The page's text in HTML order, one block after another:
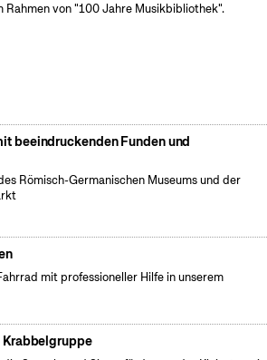
Rahmen von "100 Jahre Musikbibliothek".
beeindruckenden Funden und
Römisch-Germanischen Museums und der
mit professioneller Hilfe in unserem